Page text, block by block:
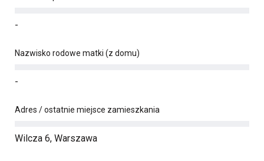
-
Nazwisko rodowe matki (z domu)
-
Adres / ostatnie miejsce zamieszkania
Wilcza 6, Warszawa